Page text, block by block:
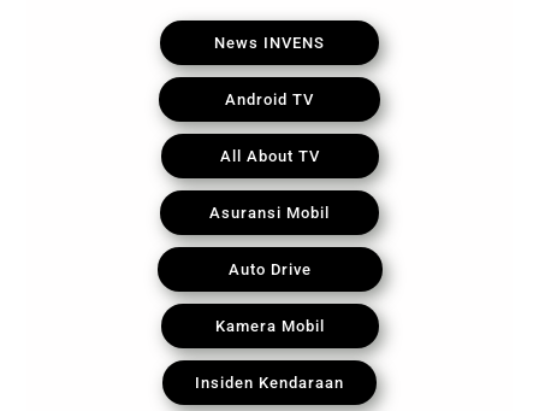
News INVENS
Android TV
All About TV
Asuransi Mobil
Auto Drive
Kamera Mobil
Insiden Kendaraan